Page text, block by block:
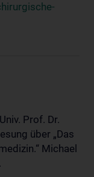
Prof. Dr.
über „Das
Michael